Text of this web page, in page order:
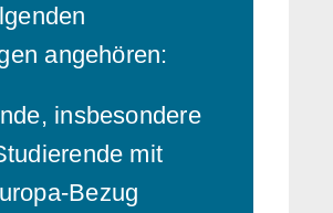
angehören:
insbesondere
mit
Bezug